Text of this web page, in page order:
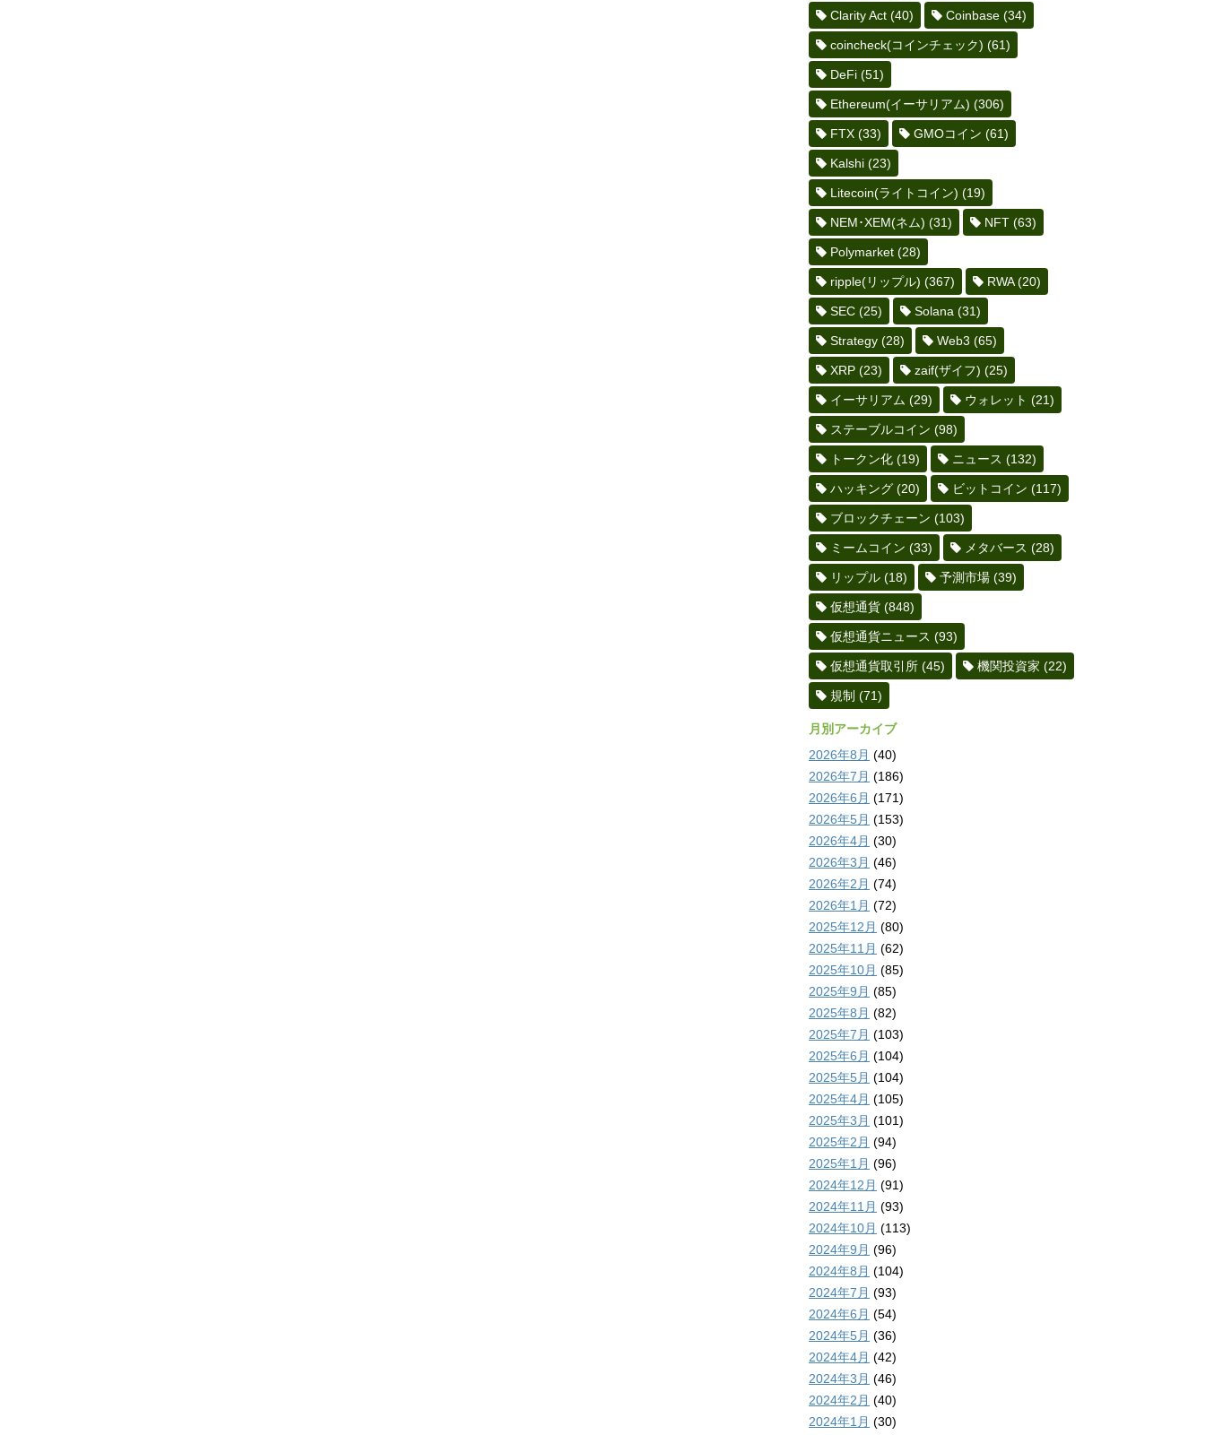
Clarity Act (40) Coinbase (34)
coincheck(コインチェック) (61)
DeFi (51)
Ethereum(イーサリアム) (306)
FTX (33) GMOコイン (61)
Kalshi (23)
Litecoin(ライトコイン) (19)
NEM･XEM(ネム) (31) NFT (63)
Polymarket (28)
ripple(リップル) (367) RWA(20)
SEC (25) Solana (31)
Strategy (28) Web3 (65)
XRP (23) zaif(ザイフ) (25)
イーサリアム (29) ウォレット (21)
ステーブルコイン (98)
トークン化 (19) ニュース (132)
ハッキング (20) ビットコイン (117)
ブロックチェーン (103)
ミームコイン (33) メタバース (28)
リップル (18) 予測市場 (39)
仮想通貨 (848)
仮想通貨ニュース (93)
仮想通貨取引所 (45) 機関投資家 (22)
規制 (71)
月別アーカイブ
2026年8月 (40)
2026年7月 (186)
2026年6月 (171)
2026年5月 (153)
2026年4月 (30)
2026年3月 (46)
2026年2月 (74)
2026年1月 (72)
2025年12月 (80)
2025年11月 (62)
2025年10月 (85)
2025年9月 (85)
2025年8月 (82)
2025年7月 (103)
2025年6月 (104)
2025年5月 (104)
2025年4月 (105)
2025年3月 (101)
2025年2月 (94)
2025年1月 (96)
2024年12月 (91)
2024年11月 (93)
2024年10月 (113)
2024年9月 (96)
2024年8月 (104)
2024年7月 (93)
2024年6月 (54)
2024年5月 (36)
2024年4月 (42)
2024年3月 (46)
2024年2月 (40)
2024年1月 (30)